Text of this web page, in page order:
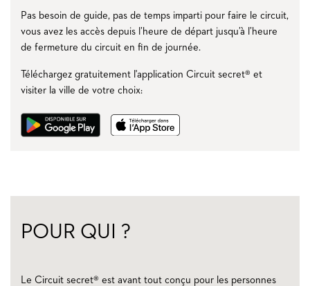
Pas besoin de guide, pas de temps imparti pour faire le circuit,
vous avez les accès depuis l’heure de départ jusqu’à l’heure
de fermeture du circuit en fin de journée.
Téléchargez gratuitement l'application Circuit secret® et
visiter la ville de votre choix:
POUR QUI ?
Le Circuit secret® est avant tout conçu pour les personnes